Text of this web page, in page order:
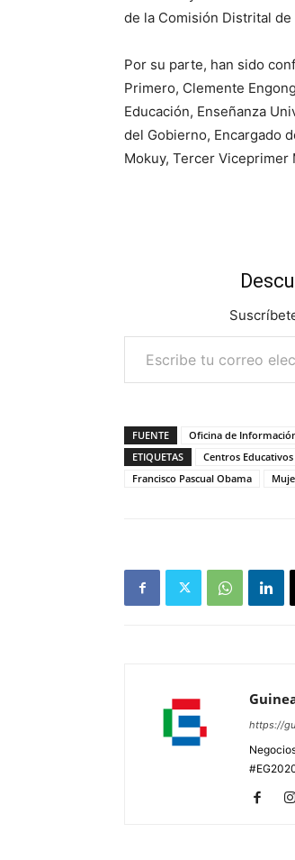
de la Comisión Distrital de
Por su parte, han sido
Primero, Clemente
Educación, Enseñanza
del Gobierno, Encargado
Mokuy, Tercer Viceprimer
Escribe tu correo electrónico…
FUENTE
Oficina de
ETIQUETAS
Centros Educativos
Francisco Pascual Obama
https://